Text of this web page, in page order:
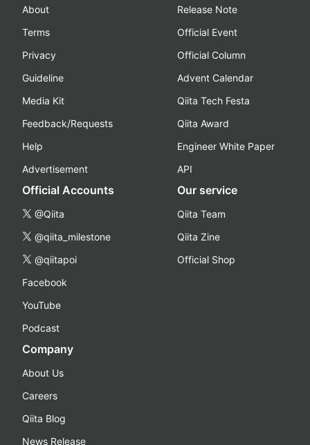
About
Terms
Privacy
Guideline
Media Kit
Feedback/Requests
Help
Advertisement
Release Note
Official Event
Official Column
Advent Calendar
Qiita Tech Festa
Qiita Award
Engineer White Paper
API
Official Accounts
@Qiita
@qiita_milestone
@qiitapoi
Facebook
YouTube
Podcast
Our service
Qiita Team
Qiita Zine
Official Shop
Company
About Us
Careers
Qiita Blog
News Release